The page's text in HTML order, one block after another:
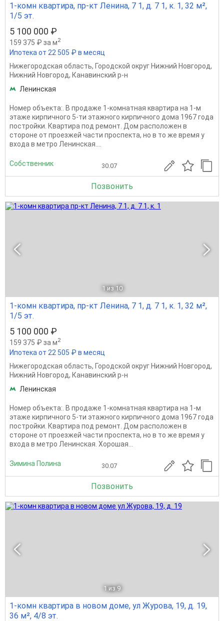
1-комн квартира, пр-кт Ленина, 7 1, д. 7 1, к. 1, 32 м²,
1/5 эт.
5 100 000 ₽
159 375 ₽ за м2
Ипотека от 22 505 ₽ в месяц
Нижегородская область, Городской округ Нижний Новгород,
Нижний Новгород, Канавинский р-н
Ленинская
Номер объекта:. В продаже 1-комнатная квартира на 1-м
этаже кирпичного 5-ти этажного кирпичного дома 1967 года
постройки. Квартира под ремонт. Дом расположен в
стороне от проезжей части проспекта, но в то же время у
входа в метро Ленинская....
Собственник 30.07
Позвонить
1 из 10
1-комн квартира, пр-кт Ленина, 7 1, д. 7 1, к. 1, 32 м²,
1/5 эт.
5 100 000 ₽
159 375 ₽ за м2
Ипотека от 22 505 ₽ в месяц
Нижегородская область, Городской округ Нижний Новгород,
Нижний Новгород, Канавинский р-н
Ленинская
Номер объекта:. В продаже 1-комнатная квартира на 1-м
этаже кирпичного 5-ти этажного кирпичного дома 1967 года
постройки. Квартира под ремонт. Дом расположен в
стороне от проезжей части проспекта, но в то же время у
входа в метро Ленинская. Хорошая...
Зимина Полина 30.07
Позвонить
1 из 9
1-комн квартира в новом доме, ул Журова, 19, д. 19,
36 м², 4/8 эт.